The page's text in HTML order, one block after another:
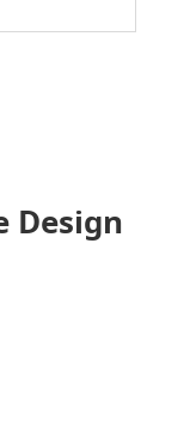
Design